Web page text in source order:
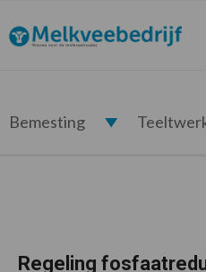
de
hoofdnavigatie
de
hoofd
de
eerste
de
voettekst
Melkveebedrijf.nl
Bemesting
Regeling